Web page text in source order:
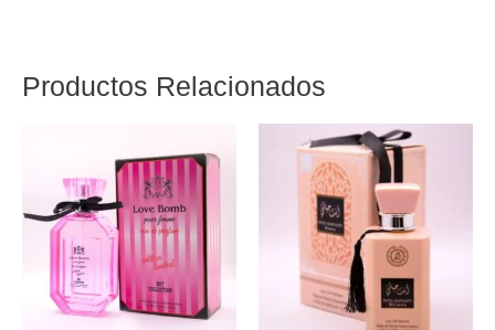
Productos Relacionados